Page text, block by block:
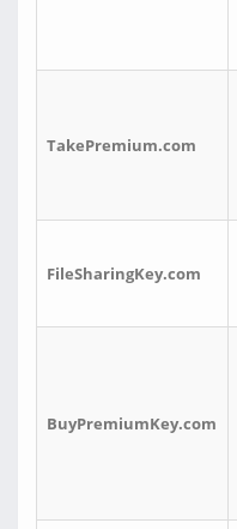
TakePremium.com
FileSharingKey.com
BuyPremiumKey.com